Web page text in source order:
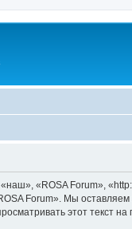
«ROSA Forum»,
Forum». Мы
этот текст